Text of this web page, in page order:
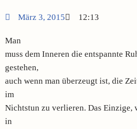
März 3, 2015 12:13
Man
muss dem Inneren die entspannte
gestehen,
auch wenn man überzeugt ist, die
im
Nichtstun zu verlieren. Das Einzige,
in